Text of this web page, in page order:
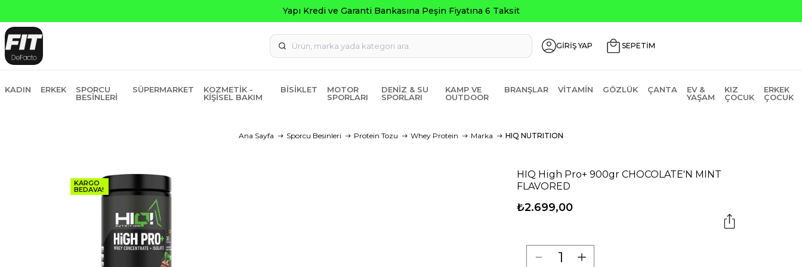
GİRİŞ YAP SEPETİM
KADIN ERKEK
SPORCU
BESINLERI
SÜPERMARKET
KOZMETIK -
KIŞISEL BAKIM
BISIKLET
MOTOR
SPORLARI
DENIZ & SU
SPORLARI
KAMP VE
OUTDOOR
BRANŞLAR VITAMIN GÖZLÜK ÇANTA
EV &
YAŞAM
KIZ
ÇOCUK
ERKEK
ÇOCUK
Ana Sayfa Sporcu Besinleri Protein Tozu Whey Protein Marka HIQ NUTRITION
KARGO
BEDAVA!
HIQ High Pro+ 900gr CHOCOLATE'N MINT
FLAVORED
₺2.699,00